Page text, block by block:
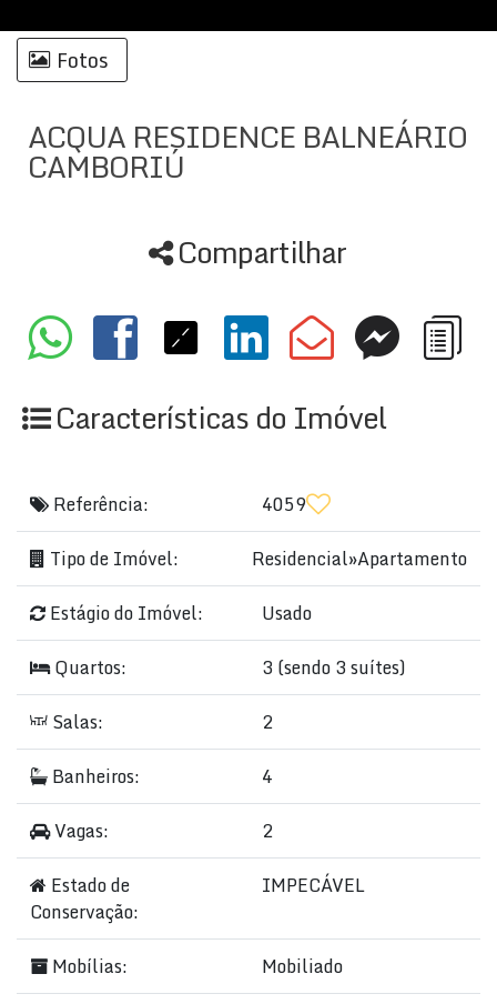
Fotos
ACQUA RESIDENCE BALNEÁRIO
CAMBORIÚ
Compartilhar
Características do Imóvel
Referência:
4059
Tipo de Imóvel:
Residencial»Apartamento
Estágio do Imóvel:
Usado
Quartos:
3 (sendo 3 suítes)
Salas:
2
Banheiros:
4
Vagas:
2
Estado de
Conservação:
IMPECÁVEL
Mobílias:
Mobiliado